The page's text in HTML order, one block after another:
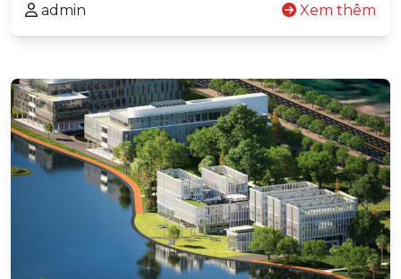
admin Xem thêm